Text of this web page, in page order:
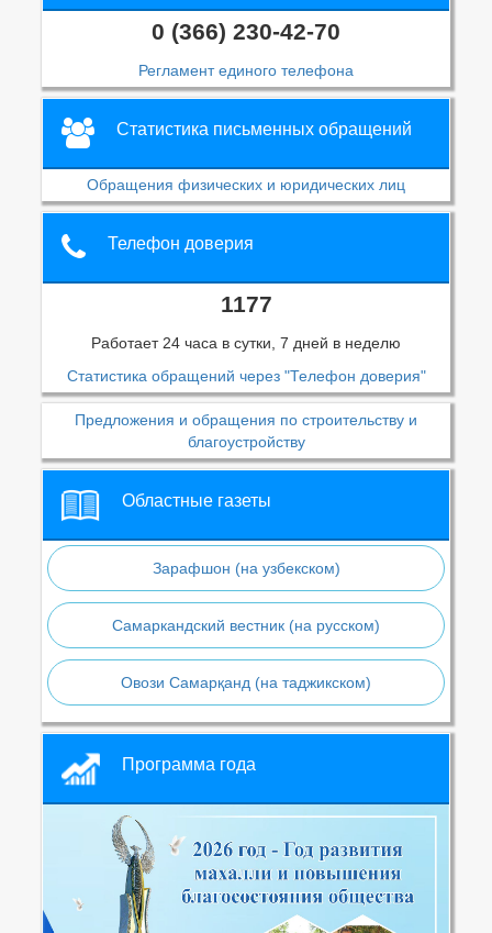
0 (366) 230-42-70
Регламент единого телефона
Статистика письменных обращений
Обращения физических и юридических лиц
Телефон доверия
1177
Работает 24 часа в сутки, 7 дней в неделю
Статистика обращений через "Телефон доверия"
Предложения и обращения по строительству и
благоустройству
Областные газеты
Зарафшон (на узбекском)
Самаркандский вестник (на русском)
Овози Самарқанд (на таджикском)
Программа года